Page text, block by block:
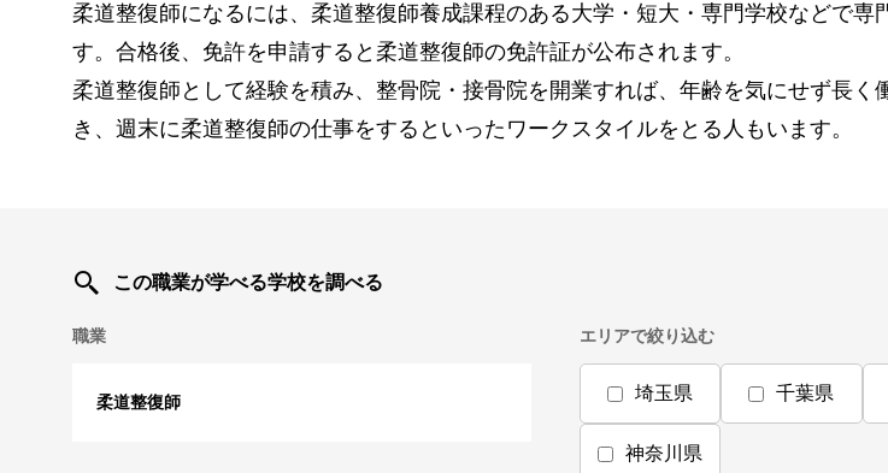
柔道整復師になるには、柔道整復師養成課程のある大学・短大・専門学校などで
す。合格後、免許を申請すると柔道整復師の免許証が公布されます。
柔道整復師として経験を積み、整骨院・接骨院を開業すれば、年齢を気にせず長
き、週末に柔道整復師の仕事をするといったワークスタイルをとる人もいます。
この職業が学べる学校を調べる
職業
柔道整復師
エリアで絞り込む
埼玉県 千葉県
神奈川県